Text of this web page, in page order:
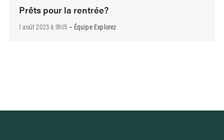
Prêts pour la rentrée?
1 août 2023 à 9h15 - Équipe Explorez